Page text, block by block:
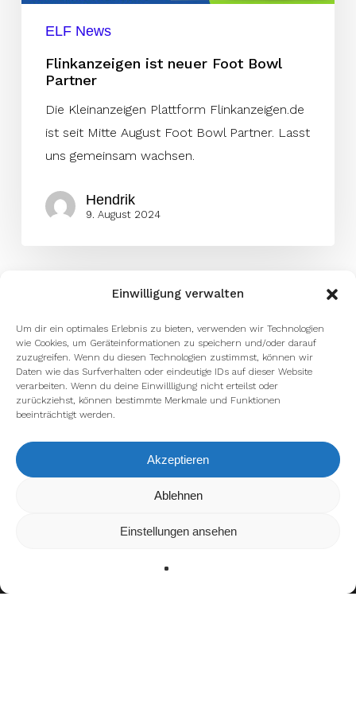
Einwilligung verwalten
Um dir ein optimales Erlebnis zu bieten, verwenden wir Technologien
wie Cookies, um Geräteinformationen zu speichern und/oder darauf
zuzugreifen. Wenn du diesen Technologien zustimmst, können wir
Daten wie das Surfverhalten oder eindeutige IDs auf dieser Website
verarbeiten. Wenn du deine Einwillligung nicht erteilst oder
zurückziehst, können bestimmte Merkmale und Funktionen
beeinträchtigt werden.
Akzeptieren
Ablehnen
Einstellungen ansehen
ELF News
Flinkanzeigen ist neuer Foot Bowl
Partner
Die Kleinanzeigen Plattform Flinkanzeigen.de
ist seit Mitte August Foot Bowl Partner. Lasst
uns gemeinsam wachsen.
Hendrik
9. August 2024
Wir verwenden Cookies, um dir die bestmögliche Erfahrung auf
kannst du erfahren, welche Cookies wir
verwenden oder sie ausschalten.